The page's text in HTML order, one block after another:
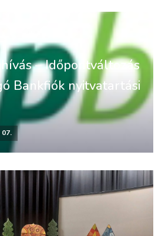
– Időpontváltozás
Bankfiók nyitvatartási